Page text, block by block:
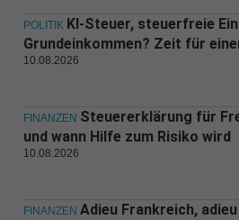
POLITIK KI-Steuer, steuerfreie
Grundeinkommen? Zeit für
10.08.2026
FINANZEN Steuererklärung für
und wann Hilfe zum Risiko wird
10.08.2026
FINANZEN Adieu Frankreich,